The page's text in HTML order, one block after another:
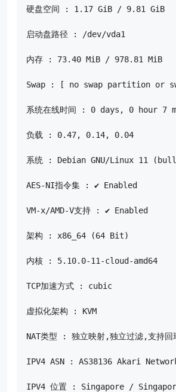
硬盘空间 : 1.17 GiB / 9.81 GiB
启动盘路径 : /dev/vda1
内存 : 73.40 MiB / 978.81 MiB
Swap : [ no swap partition or
系统在线时间 : 0 days, 0 hour 7
负载 : 0.47, 0.14, 0.04
系统 : Debian GNU/Linux 11
AES-NI指令集 : ✔ Enabled
VM-x/AMD-V支持 : ✔ Enabled
架构 : x86_64 (64 Bit)
内核 : 5.10.0-11-cloud-amd64
TCP加速方式 : cubic
虚拟化架构 : KVM
NAT类型 : 独立映射,独立过滤,支持回
IPV4 ASN : AS38136 Akari
IPV4 位置 : Singapore /